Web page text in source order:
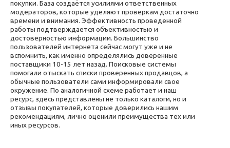
покупки. База создаётся усилиями ответственных
модераторов, которые уделяют проверкам достаточно
времени и внимания. Эффективность проведенной
работы подтверждается объективностью и
достоверностью информации. Большинство
пользователей интернета сейчас могут уже и не
вспомнить, как именно определялись доверенные
поставщики 10-15 лет назад. Поисковые системы
помогали отыскать списки проверенных продавцов, а
обычные пользователи сами информировали свое
окружение. По аналогичной схеме работает и наш
ресурс, здесь представлены не только каталоги, но и
отзывы покупателей, которые доверились нашим
рекомендациям, лично оценили преимущества тех или
иных ресурсов.